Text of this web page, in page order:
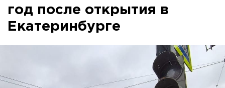
год после открытия в
Екатеринбурге